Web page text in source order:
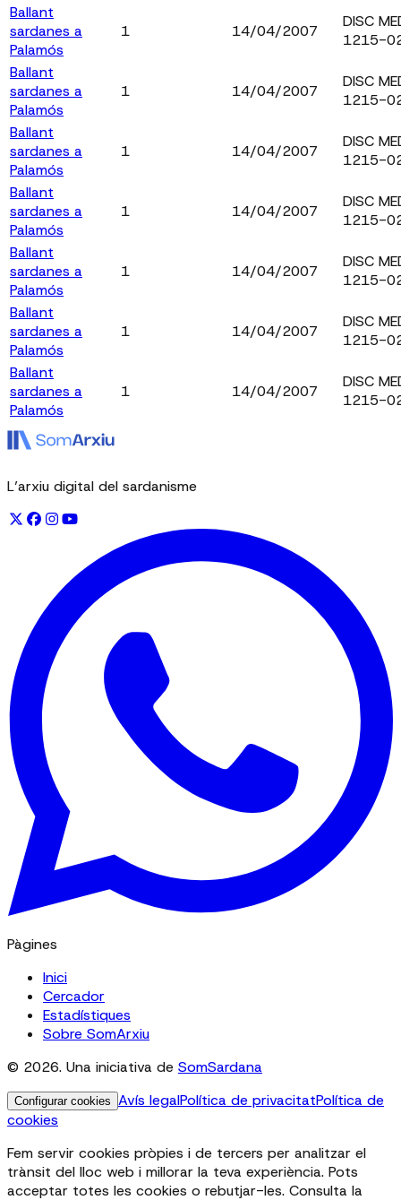
Ballant
sardanes a
Palamós
1 14/04/2007
DISC
1215-
Ballant
sardanes a
Palamós
1 14/04/2007
DISC
1215-
Ballant
sardanes a
Palamós
1 14/04/2007
DISC
1215-
Ballant
sardanes a
Palamós
1 14/04/2007
DISC
1215-
Ballant
sardanes a
Palamós
1 14/04/2007
DISC
1215-
Ballant
sardanes a
Palamós
1 14/04/2007
DISC
1215-
Ballant
sardanes a
Palamós
1 14/04/2007
DISC
1215-
L’arxiu digital del sardanisme
Pàgines
Inici
Cercador
Estadístiques
Sobre SomArxiu
© 2026. Una iniciativa de SomSardana
Configurar cookies Avís legalPolítica de privacitatPolítica de
cookies
Fem servir cookies pròpies i de tercers per analitzar el
trànsit del lloc web i millorar la teva experiència. Pots
acceptar totes les cookies o rebutjar-les. Consulta la